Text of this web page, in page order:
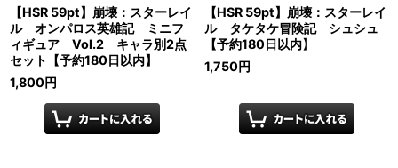
【HSR 59pt】崩壊：スターレイ
ル オンパロス英雄記 ミニフ
ィギュア Vol.2 キャラ別2点
セット【予約180日以内】
1,800円
【HSR 59pt】崩壊：スターレイ
ル タケタケ冒険記 シュシュ
【予約180日以内】
1,750円